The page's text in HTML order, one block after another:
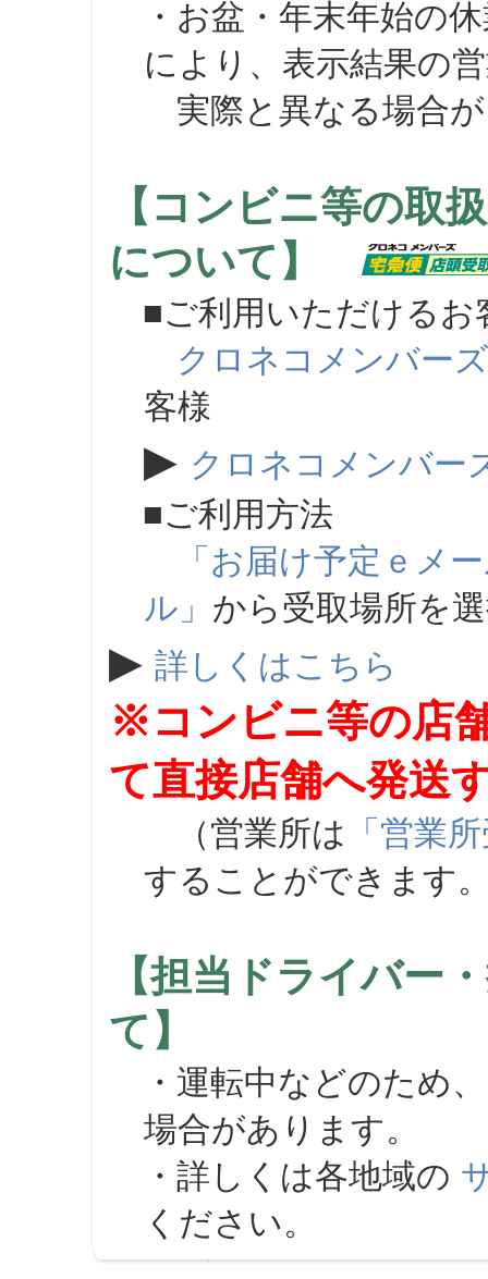
・お盆・年末年始の
により、表示結果の
実際と異なる場合が
【コンビニ等の取
について】
■ご利用いただけるお
クロネコメンバーズ
客様
▶ クロネコメンバー
■ご利用方法
「お届け予定ｅメ
ル」 から受取場所を
▶ 詳しくはこちら
※コンビニ等の店
て直接店舗へ発送
（営業所は 「営業
することができます
【担当ドライバー
て】
・運転中などのため
場合があります。
・詳しくは各地域の
ください。